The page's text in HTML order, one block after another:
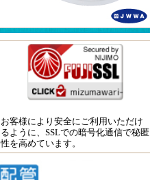
お客様により安全にご利用いただけ
るように、SSLでの暗号化通信で秘匿
性を高めています。